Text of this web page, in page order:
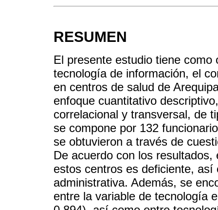
RESUMEN
El presente estudio tiene
tecnología de información, el
en centros de salud de
enfoque cuantitativo
correlacional y transversal, de
se compone por 132
se obtuvieron a través de
De acuerdo con los
estos centros es deficiente,
administrativa. Además, se
entre la variable de tecnología